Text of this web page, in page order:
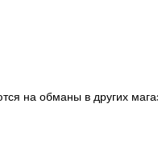
на обманы в других